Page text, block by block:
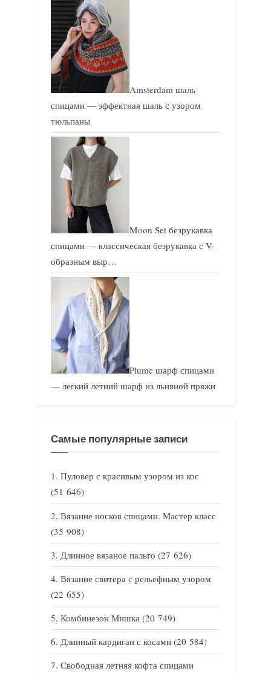
Amsterdam шаль
спицами — эффектная шаль с узором
тюльпаны
Moon Set безрукавка
спицами — классическая безрукавка с V-
образным выр…
Plume шарф спицами
— легкий летний шарф из льняной пряжи
Самые популярные записи
Пуловер с красивым узором из кос
(51 646)
Вязание носков спицами. Мастер класс
(35 908)
Длинное вязаное пальто (27 626)
Вязание свитера с рельефным узором
(22 655)
Комбинезон Мишка (20 749)
Длинный кардиган с косами (20 584)
Свободная летняя кофта спицами